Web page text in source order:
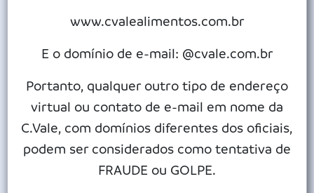
Seis meses depois de retomada a construção do contorno
mais acelerado que o previsto. De 1º de agosto de 2024 até o
final de janeiro de 2025, o avanço físico dos trabalhos
alcançou 32% contra uma previsão inicial de 20%.
A maior parte dos trabalhos, neste início de 2025, envolve
limpeza, escavação, compactação de aterros, construção de
www.cvalealimentos.com.br
E o domínio de e-mail: @cvale.com.br
Portanto, qualquer outro tipo de endereço
virtual ou contato de e-mail em nome da
C.Vale, com domínios diferentes dos oficiais,
podem ser considerados como tentativa de
FRAUDE ou GOLPE.